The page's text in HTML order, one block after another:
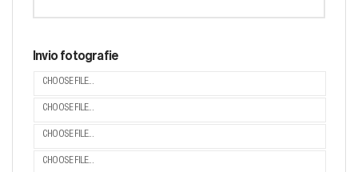
Invio fotografie
CHOOSE FILE...
CHOOSE FILE...
CHOOSE FILE...
CHOOSE FILE...